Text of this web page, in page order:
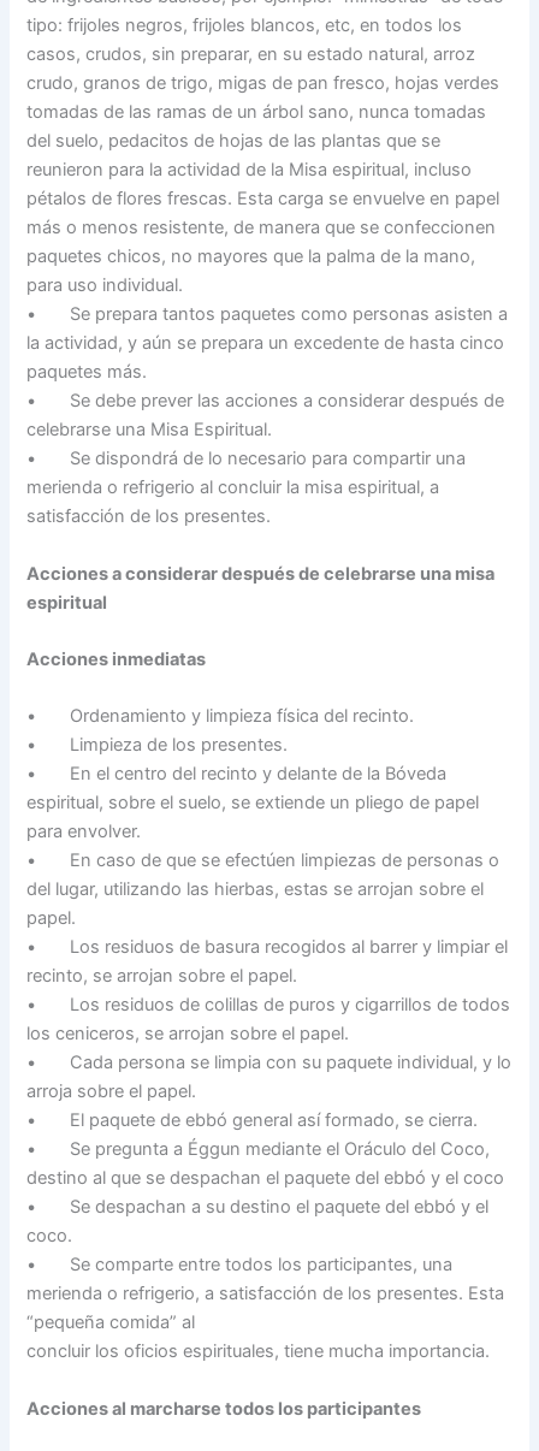
tipo: frijoles negros, frijoles blancos, etc, en todos los
casos, crudos, sin preparar, en su estado natural, arroz
crudo, granos de trigo, migas de pan fresco, hojas verdes
tomadas de las ramas de un árbol sano, nunca tomadas
del suelo, pedacitos de hojas de las plantas que se
reunieron para la actividad de la Misa espiritual, incluso
pétalos de flores frescas. Esta carga se envuelve en papel
más o menos resistente, de manera que se confeccionen
paquetes chicos, no mayores que la palma de la mano,
para uso individual.
• Se prepara tantos paquetes como personas asisten a
la actividad, y aún se prepara un excedente de hasta cinco
paquetes más.
• Se debe prever las acciones a considerar después de
celebrarse una Misa Espiritual.
• Se dispondrá de lo necesario para compartir una
merienda o refrigerio al concluir la misa espiritual, a
satisfacción de los presentes.
Acciones a considerar después de celebrarse una misa
espiritual
Acciones inmediatas
• Ordenamiento y limpieza física del recinto.
• Limpieza de los presentes.
• En el centro del recinto y delante de la Bóveda
espiritual, sobre el suelo, se extiende un pliego de papel
para envolver.
• En caso de que se efectúen limpiezas de personas o
del lugar, utilizando las hierbas, estas se arrojan sobre el
papel.
• Los residuos de basura recogidos al barrer y limpiar el
recinto, se arrojan sobre el papel.
• Los residuos de colillas de puros y cigarrillos de todos
los ceniceros, se arrojan sobre el papel.
• Cada persona se limpia con su paquete individual, y lo
arroja sobre el papel.
• El paquete de ebbó general así formado, se cierra.
• Se pregunta a Éggun mediante el Oráculo del Coco,
destino al que se despachan el paquete del ebbó y el coco
• Se despachan a su destino el paquete del ebbó y el
coco.
• Se comparte entre todos los participantes, una
merienda o refrigerio, a satisfacción de los presentes. Esta
“pequeña comida” al
concluir los oficios espirituales, tiene mucha importancia.
Acciones al marcharse todos los participantes